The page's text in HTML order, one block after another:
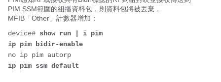
PIM SSM範圍的組播資料包，則資料包將被丟棄，
MFIB「Other」計數器增加：
device# show run | i pim
ip pim bidir-enable
no ip pim autorp
ip pim ssm default